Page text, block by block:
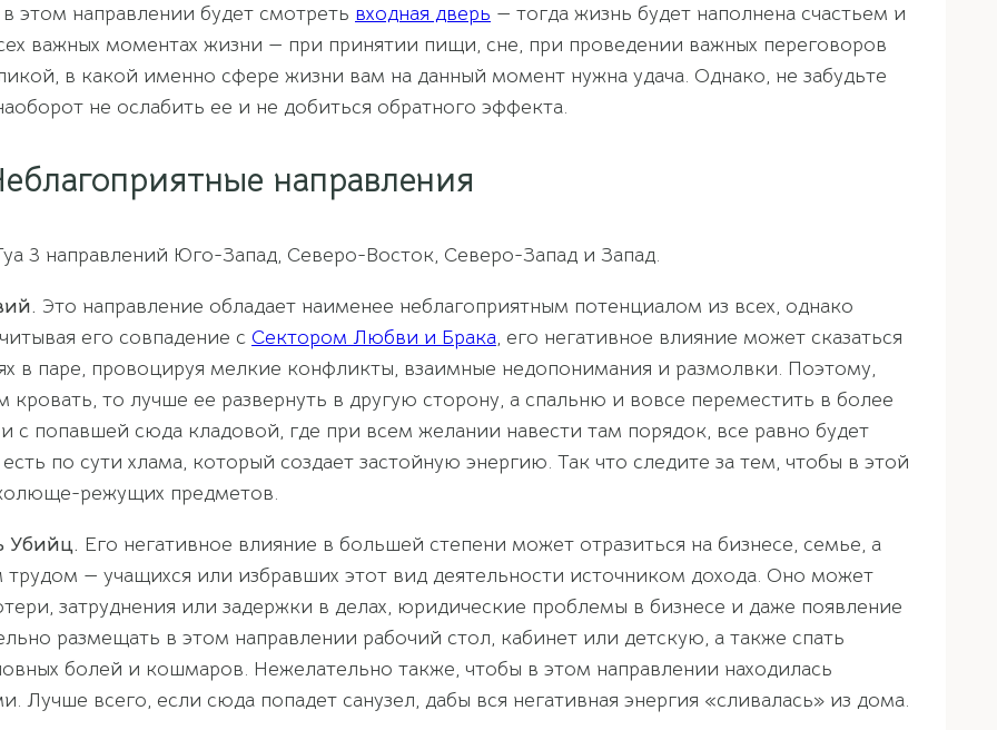
этом направлении будет смотреть входная дверь — тогда жизнь будет наполнена счастьем и
важных моментах жизни — при принятии пищи, сне, при проведении важных переговоров
в какой именно сфере жизни вам на данный момент нужна удача. Однако, не забудьте
не ослабить ее и не добиться обратного эффекта.
направления
3 направлений Юго-Запад, Северо-Восток, Северо-Запад и Запад.
Это направление обладает наименее неблагоприятным потенциалом из всех, однако
его совпадение с Сектором Любви и Брака, его негативное влияние может сказаться
в паре, провоцируя мелкие конфликты, взаимные недопонимания и размолвки. Поэтому,
то лучше ее развернуть в другую сторону, а спальню и вовсе переместить в более
с попавшей сюда кладовой, где при всем желании навести там порядок, все равно будет
по сути хлама, который создает застойную энергию. Так что следите за тем, чтобы в этой
режущих предметов.
Убийц. Его негативное влияние в большей степени может отразиться на бизнесе, семье, а
— учащихся или избравших этот вид деятельности источником дохода. Оно может
затруднения или задержки в делах, юридические проблемы в бизнесе и даже появление
размещать в этом направлении рабочий стол, кабинет или детскую, а также спать
болей и кошмаров. Нежелательно также, чтобы в этом направлении находилась
Лучше всего, если сюда попадет санузел, дабы вся негативная энергия «сливалась» из дома.